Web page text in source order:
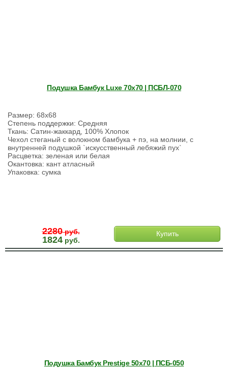
Подушка Бамбук Luxe 70х70 | ПСБЛ-070
Размер: 68х68
Степень поддержки: Средняя
Ткань: Сатин-жаккард, 100% Хлопок
Чехол стеганый с волокном бамбука + пэ, на молнии, с
внутренней подушкой `искусственный лебяжий пух`
Расцветка: зеленая или белая
Окантовка: кант атласный
Упаковка: сумка
2280руб.
1824руб.
Купить
Подушка Бамбук Prestige 50х70 | ПСБ-050